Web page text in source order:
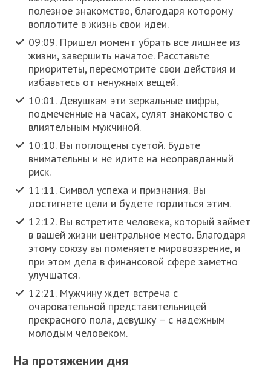
полезное знакомство, благодаря которому
воплотите в жизнь свои идеи.
09:09. Пришел момент убрать все лишнее из
жизни, завершить начатое. Расставьте
приоритеты, пересмотрите свои действия и
избавьтесь от ненужных вещей.
10:01. Девушкам эти зеркальные цифры,
подмеченные на часах, сулят знакомство с
влиятельным мужчиной.
10:10. Вы поглощены суетой. Будьте
внимательны и не идите на неоправданный
риск.
11:11. Символ успеха и признания. Вы
достигнете цели и будете гордиться этим.
12:12. Вы встретите человека, который займет
в вашей жизни центральное место. Благодаря
этому союзу вы поменяете мировоззрение, и
при этом дела в финансовой сфере заметно
улучшатся.
12:21. Мужчину ждет встреча с
очаровательной представительницей
прекрасного пола, девушку – с надежным
молодым человеком.
На протяжении дня